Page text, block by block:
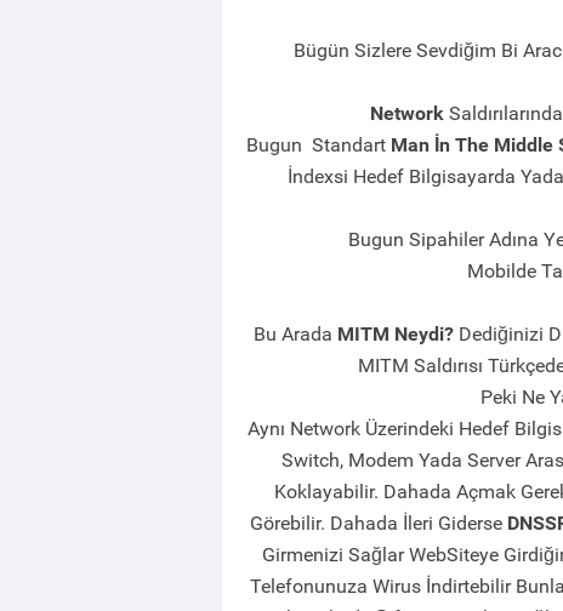
Bügün Sizlere Sevdiğim Bi
Network
Bugun Standart Man İn The Middle
İndexsi Hedef Bilgisayarda
Bugun Sipahiler Adına
Mobilde
Bu Arada MITM Neydi? Dediğinizi
MITM Saldırısı
Peki Ne
Aynı Network Üzerindeki Hedef
Switch, Modem Yada Server
Koklayabilir. Dahada Açmak
Görebilir. Dahada İleri Giderse
Girmenizi Sağlar WebSiteye
Telefonunuza Wirus İndirtebilir